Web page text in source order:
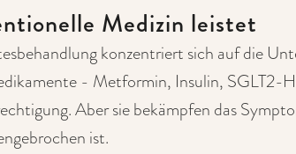
Medizin leistet
konzentriert sich auf die
- Metformin, Insulin, SGLT2-
Aber sie bekämpfen das
ist.